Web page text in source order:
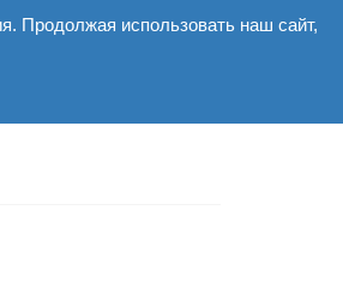
Продолжая использовать наш сайт,
Новости Контакты